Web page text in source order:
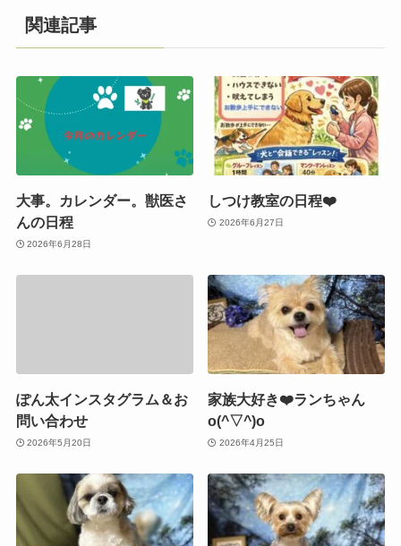
関連記事
大事。カレンダー。獣医さ
んの日程
2026年6月28日
しつけ教室の日程❤️
2026年6月27日
ぽん太インスタグラム＆お
問い合わせ
2026年5月20日
家族大好き❤️ランちゃん
o(^▽^)o
2026年4月25日